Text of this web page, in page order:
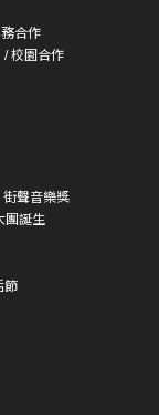
合作
/ 校園合作
街聲音樂獎
團誕生
節